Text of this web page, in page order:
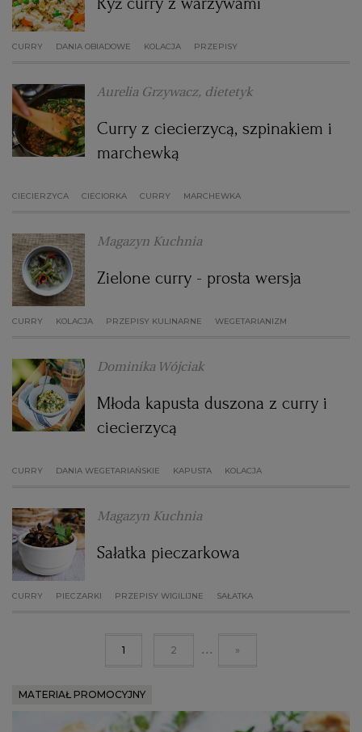
CURRY DANIA OBIADOWE KOLACJA PRZEPISY
Aurelia Grzywacz, dietetyk
Curry z ciecierzycą, szpinakiem i
marchewką
CIECIERZYCA CIECIORKA CURRY MARCHEWKA
Magazyn Kuchnia
Zielone curry - prosta wersja
CURRY KOLACJA PRZEPISY KULINARNE WEGETARIANIZM
Dominika Wójciak
Młoda kapusta duszona z curry i
ciecierzycą
CURRY DANIA WEGETARIAŃSKIE KAPUSTA KOLACJA
Magazyn Kuchnia
Sałatka pieczarkowa
CURRY PIECZARKI PRZEPISY WIGILIJNE SAŁATKA
1 2 ... »
MATERIAŁ PROMOCYJNY